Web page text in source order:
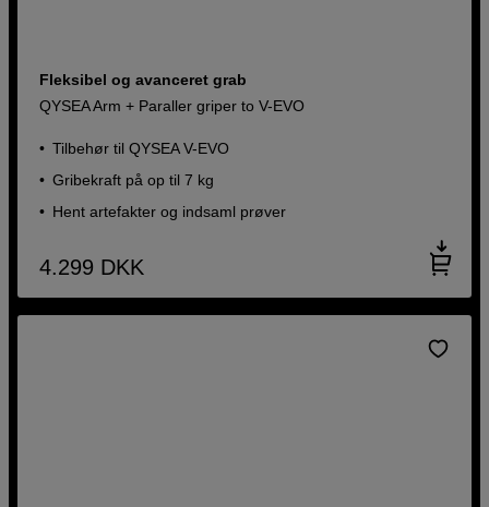
Fleksibel og avanceret grab
QYSEA Arm + Paraller griper to V-EVO
Tilbehør til QYSEA V-EVO
Gribekraft på op til 7 kg
Hent artefakter og indsaml prøver
4.299 DKK